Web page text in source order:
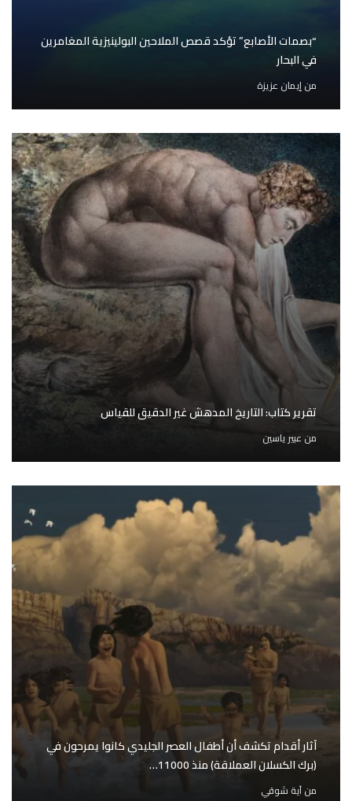
“بصمات الأصابع” تؤكد قصص الملاحين البولينيزية المغامرين
في البحار
منإيمان عزيزة
تقرير كتاب: التاريخ المدهش غير الدقيق للقياس
من عبير ياسين
آثار أقدام تكشف أن أطفال العصر الجليدي كانوا يمرحون في
(برك الكسلان العملاقة) منذ 11000…
منآية شوقي